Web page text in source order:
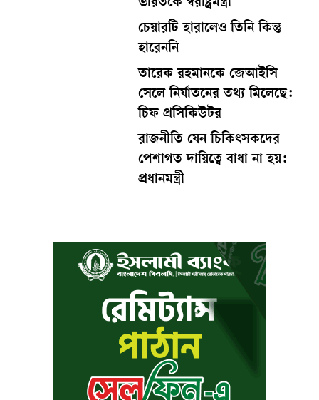
ভারতকে স্বরাষ্ট্রমন্ত্রী
চেয়ারটি হারালেও তিনি কিন্তু
হারেননি
তারেক রহমানকে জেআইসি
সেলে নির্যাতনের তথ্য মিলেছে:
চিফ প্রসিকিউটর
রাজনীতি যেন চিকিৎসকদের
পেশাগত দায়িত্বে বাধা না হয়:
প্রধানমন্ত্রী